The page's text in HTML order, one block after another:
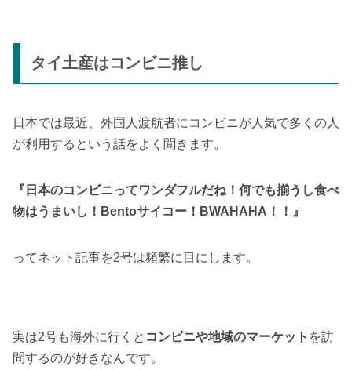
タイ土産はコンビニ推し
日本では最近、外国人渡航者にコンビニが人気で多くの人
が利用するという話をよく聞きます。
『日本のコンビニってワンダフルだね！何でも揃うし食べ
物はうまいし！Bentoサイコー！BWAHAHA！！』
ってネット記事を2号は頻繁に目にします。
実は2号も海外に行くと コンビニや地域のマーケット を訪
問するのが好きなんです。